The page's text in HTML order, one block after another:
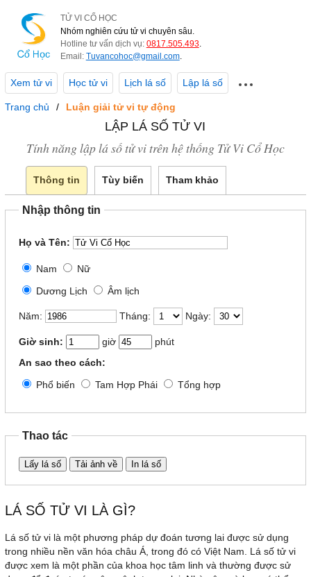
TỬ VI CỔ HỌC
Nhóm nghiên cứu tử vi chuyên sâu.
Hotline tư vấn dịch vụ: 0817.505.493.
Email: Tuvancohoc@gmail.com.
Xem tử vi Học tử vi Lịch lá số Lập lá số
Trang chủ Luận giải tử vi tự động
LẬP LÁ SỐ TỬ VI
Tính năng lập lá số tử vi trên hệ thống Tử Vi Cổ Học
Thông tin Tùy biến Tham khảo
Nhập thông tin
Họ và Tên:
Nam Nữ
Dương Lịch Âm lịch
Năm: Tháng: Ngày:
Giờ sinh: giờ
phút
An sao theo cách:
Phổ biến Tam Hợp Phái Tổng hợp
Thao tác
Lấy lá số Tải ảnh về In lá số
LÁ SỐ TỬ VI LÀ GÌ?
Lá số tử vi là một phương pháp dự đoán tương lai được sử dụng
trong nhiều nền văn hóa châu Á, trong đó có Việt Nam. Lá số tử vi
được xem là một phần của khoa học tâm linh và thường được sử